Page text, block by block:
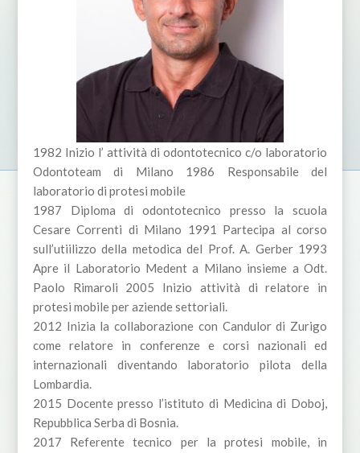
1982 Inizio l’ attività di odontotecnico c/o laboratorio
Odontoteam di Milano 1986 Responsabile del
laboratorio di protesi mobile
1987 Diploma di odontotecnico presso la scuola
Cesare Correnti di Milano 1991 Partecipa al corso
sull’utiilizzo della metodica del Prof. A. Gerber 1993
Apre il Laboratorio Medent a Milano insieme a Odt.
Paolo Rimaroli 2005 Inizio attività di relatore in
protesi mobile per aziende settoriali.
2012 Inizia la collaborazione con Candulor di Zurigo
come relatore in conferenze e corsi nazionali ed
internazionali diventando laboratorio pilota della
Lombardia.
2015 Docente presso l’istituto di Medicina di Doboj,
Repubblica Serba di Bosnia.
2017 Referente tecnico per la protesi mobile, in